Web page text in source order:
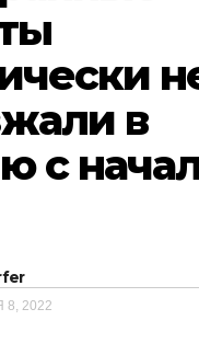
в
с
8, 2022